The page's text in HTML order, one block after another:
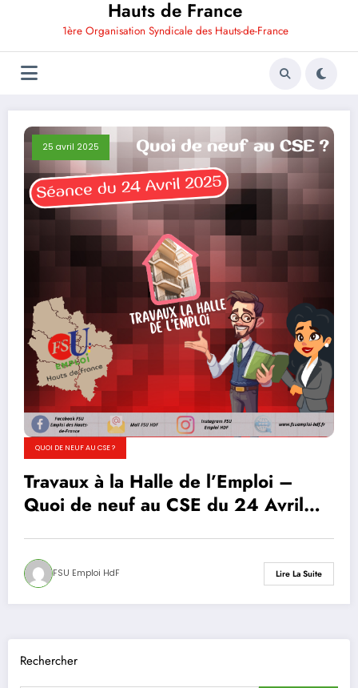
Hauts de France
1ère Organisation Syndicale des Hauts-de-France
25 avril 2025
QUOI DE NEUF AU CSE ?
Travaux à la Halle de l’Emploi –
Quoi de neuf au CSE du 24 Avril
FSU Emploi HdF Lire La Suite
Rechercher